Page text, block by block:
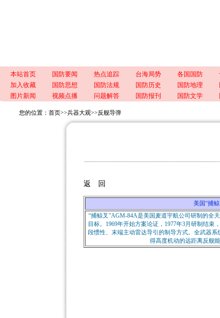
本站首页 国防要闻 热点追踪 台海局势 各国国防
加入收藏
国防思想 国防法规 国防历史 国防地理
图片新闻
视频点播 问题解答 国防报刊 国防文学
您的位置： 首页>>兵器大观>>反舰导弹
返 回
美国“捕
“捕鲸叉”AGM-84A是美国麦道宇航公司研制的全
目标。1969年开始方案论证，1977年3月研制结束
段惯性、末端主动雷达导引的制导方式。全武器
得高度机动的远距离反舰